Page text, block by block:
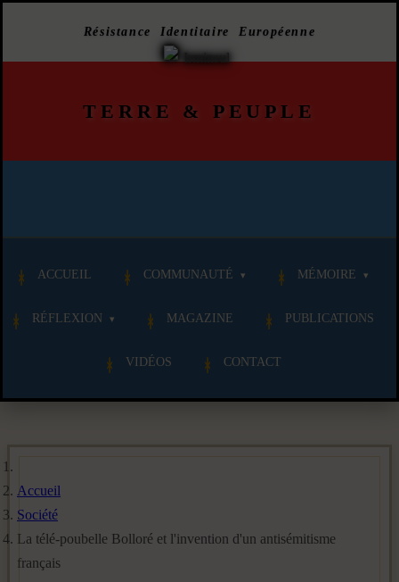
Résistance Identitaire Européenne
TERRE & PEUPLE
ACCUEIL COMMUNAUTÉ MÉMOIRE
RÉFLEXION MAGAZINE PUBLICATIONS
VIDÉOS CONTACT
Accueil
Société
La télé-poubelle Bolloré et l'invention d'un antisémitisme
français